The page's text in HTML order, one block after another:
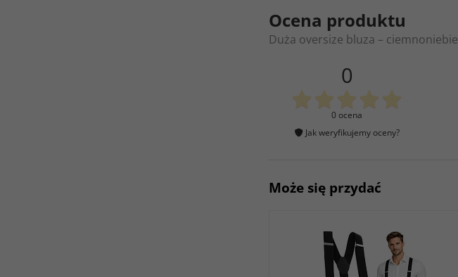
Ocena produktu
Duża oversize bluza –
0
0 ocena
Jak weryfikujemy oceny?
Może się przydać